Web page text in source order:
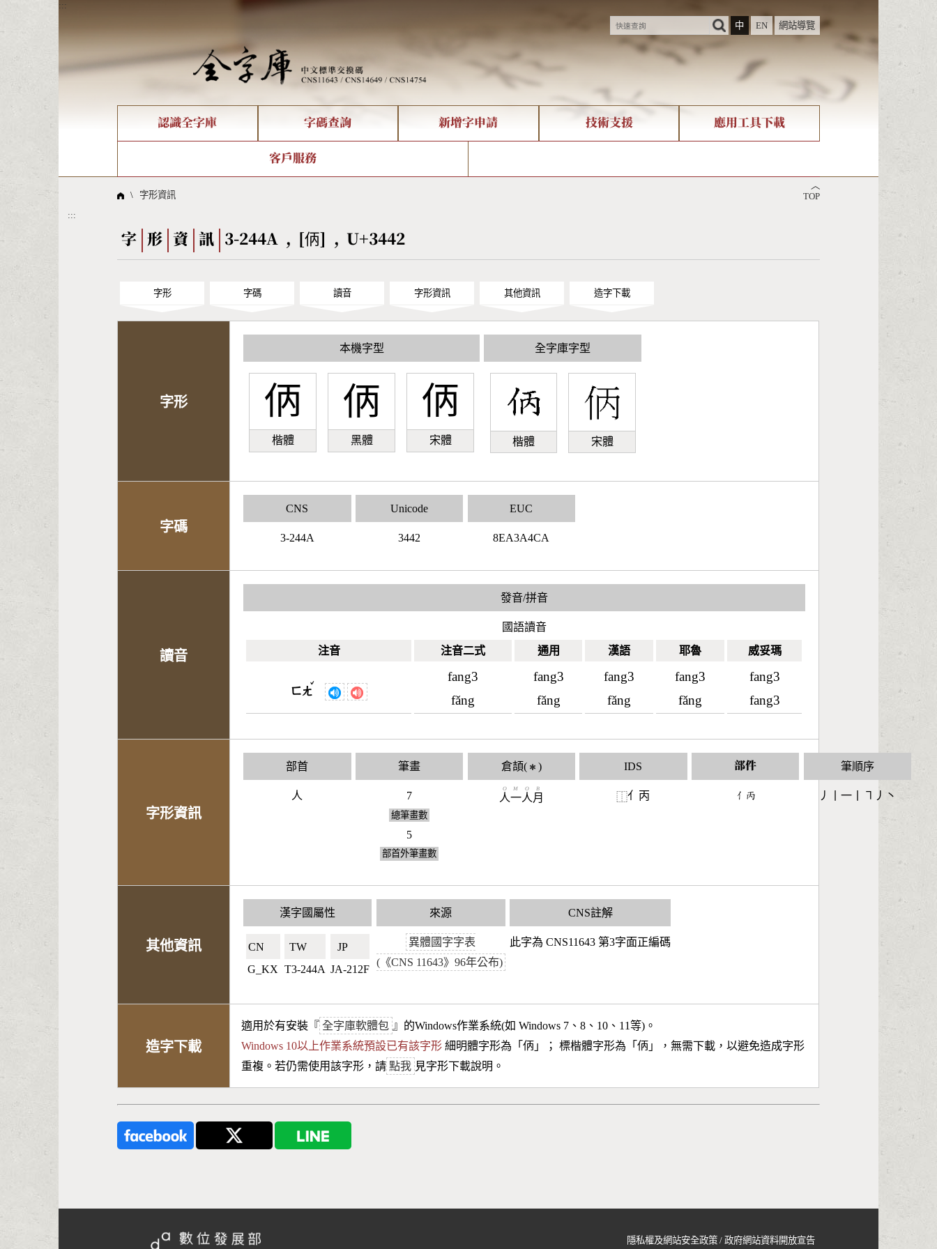
:::
中
EN 網站導覽
認識全字庫
全字庫現況
線上教學
字碼查詢
部件查詢
倉頡查詢
Big5查詢 拼音查詢
新增字申請 技術支援
造字解決方案
應用工具下載
字形下載
客戶服務
問題集
︿
TOP
\ 字形資訊
:::
字 形 資 訊 3-244A , [㑂] , U+3442
字形 字碼 讀音 字形資訊 其他資訊 造字下載
字形
本機字型
㑂
楷體
㑂
黑體
㑂
宋體
全字庫字型
楷體 宋體
字碼
CNS
3-244A
Unicode
3442
EUC
8EA3A4CA
讀音
發音/拼音
國語讀音
注音
注音二式 通用 漢語 耶魯 威妥瑪
ㄈㄤ
ˇ
fang3
fǎng
fang3
fǎng
fang3
fǎng
fang3
fǎng
fang3
fang3
字形資訊
部首
人
筆畫
7
總筆畫數
5
部首外筆畫數
倉頡( ✱ )
人
O
一
M
人
O
月
B
IDS
⿰亻丙
部件
󶀭󶄡
筆順序
丿丨一丨㇕丿丶
其他資訊
漢字國屬性
CN🇨🇳
G_KX
TW🇹🇼
T3-244A
JP🇯🇵
JA-212F
來源
異體國字字表
(《CNS 11643》96年公布)
CNS註解
此字為 CNS11643 第3字面正編碼
造字下載
適用於有安裝『 全字庫軟體包 』的Windows作業系統(如 Windows 7、8、10、11等)。
Windows 10以上作業系統預設已有該字形 細明體字形為「㑂 」； 標楷體字形為「㑂 」，無需下載，以避免造成字形
重複。若仍需使用該字形，請 點我 見字形下載說明。
隱私權及網站安全政策 /政府網站資料開放宣告